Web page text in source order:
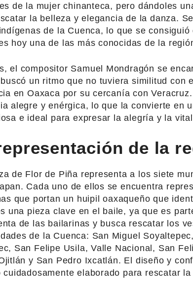
de la mujer chinanteca, pero dándoles
la belleza y elegancia de la danza.
de la Cuenca, lo que se
hoy una de las más conocidas de la
el compositor Samuel Mondragón se
un ritmo que no tuviera similitud con
en Oaxaca por su cercanía con
alegre y enérgica, lo que la convierte en
e ideal para expresar la alegría y la
de la
de Flor de Piña representa a los siete
Cada uno de ellos se encuentra
que portan un huipil oaxaqueño que
una pieza clave en el baile, ya que es
de las bailarinas y busca rescatar los
de la Cuenca: San Miguel
San Felipe Usila, Valle Nacional, San
y San Pedro Ixcatlán. El diseño y
cuidadosamente elaborado para rescatar